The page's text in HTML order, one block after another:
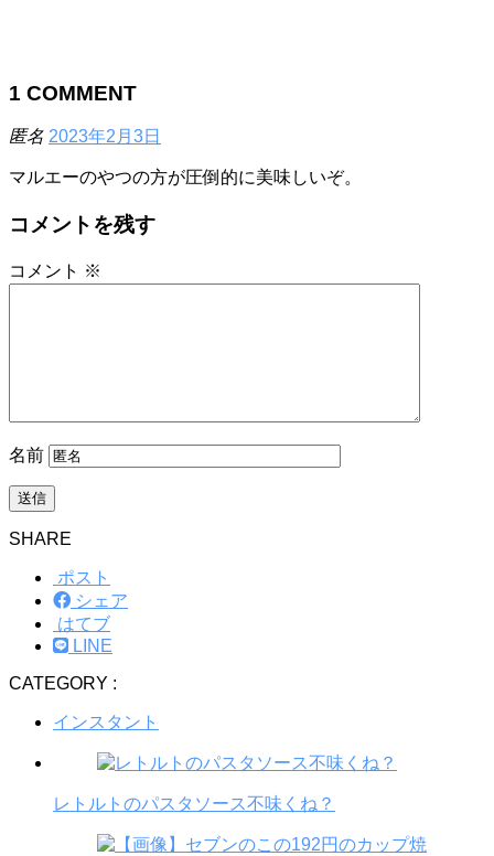
1 COMMENT
匿名 2023年2月3日
マルエーのやつの方が圧倒的に美味しいぞ。
コメントを残す
コメント ※
名前
SHARE
ポスト
シェア
はてブ
LINE
CATEGORY :
インスタント
レトルトのパスタソース不味くね？